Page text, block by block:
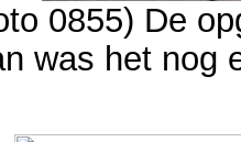
0855) De
was het nog